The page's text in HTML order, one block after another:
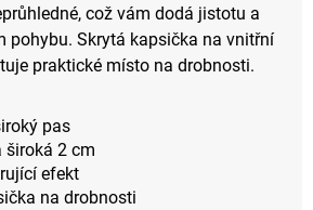
což vám dodá jistotu a
pohybu. Skrytá kapsička na vnitřní
praktické místo na drobnosti.
pas
široká 2 cm
efekt
na drobnosti